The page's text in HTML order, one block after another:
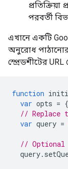
প্রতিক্রিয়া
পরবর্তী
এখানে একটি
অনুরোধ
স্প্রেডশীটের
function
var opts = {
// Replace
var query =
// Optional
query.